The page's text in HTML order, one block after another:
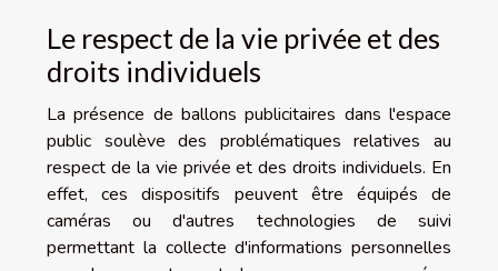
Le respect de la vie privée et des
droits individuels
La présence de ballons publicitaires dans l'espace
public soulève des problématiques relatives au
respect de la vie privée et des droits individuels. En
effet, ces dispositifs peuvent être équipés de
caméras ou d'autres technologies de suivi
permettant la collecte d'informations personnelles